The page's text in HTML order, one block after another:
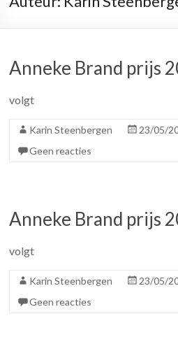
Anneke Brand prijs
volgt
Karin Steenbergen 23/05/
Geen reacties
Anneke Brand prijs
volgt
Karin Steenbergen 23/05/
Geen reacties